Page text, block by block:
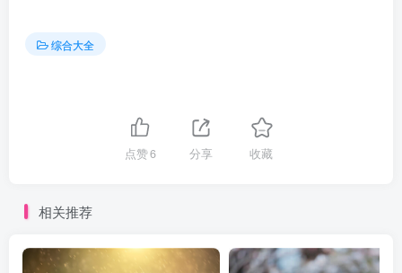
综合大全
点赞6 分享 收藏
相关推荐